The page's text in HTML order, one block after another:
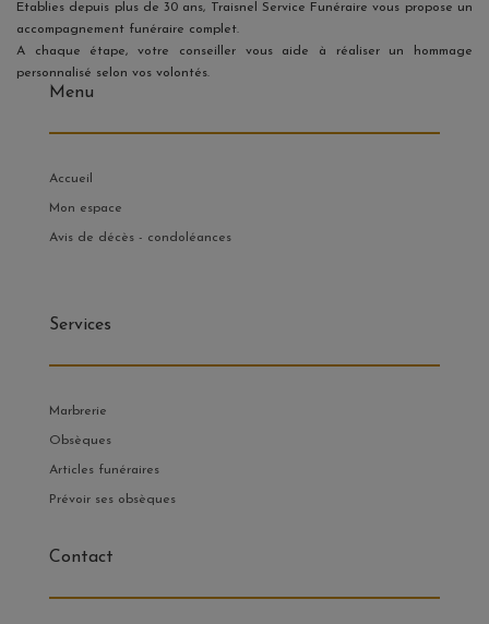
Etablies depuis plus de 30 ans, Traisnel Service Funéraire vous propose un
accompagnement funéraire complet.
A chaque étape, votre conseiller vous aide à réaliser un hommage
personnalisé selon vos volontés.
Menu
Accueil
Mon espace
Avis de décès - condoléances
Services
Marbrerie
Obsèques
Articles funéraires
Prévoir ses obsèques
Contact